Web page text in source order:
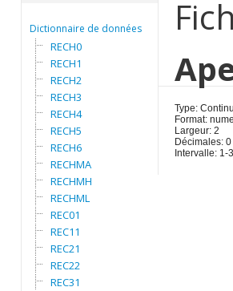
Dictionnaire de données
RECH0
RECH1
RECH2
RECH3
RECH4
RECH5
RECH6
RECHMA
RECHMH
RECHML
REC01
REC11
REC21
REC22
REC31
Type: Continu
Format:
Largeur: 2
Décimales: 0
Intervalle: 1-